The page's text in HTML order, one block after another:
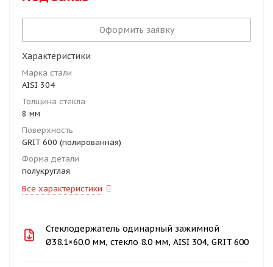
Оформить заявку
Характеристики
Марка стали
AISI 304
Толщина стекла
8 мм
Поверхность
GRIT 600 (полированная)
Форма детали
полукруглая
Все характеристики
Стеклодержатель одинарный зажимной
Ø38.1×60.0 мм, стекло 8.0 мм, AISI 304, GRIT 600